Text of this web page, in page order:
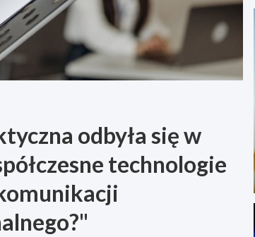
odbyła się w
technologie